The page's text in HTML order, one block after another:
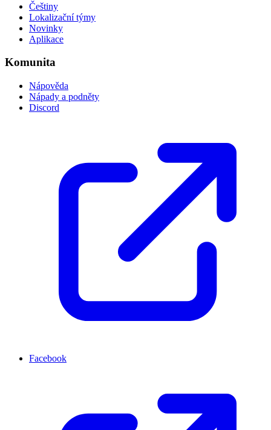
Češtiny
Lokalizační týmy
Novinky
Aplikace
Komunita
Nápověda
Nápady a podněty
Discord
Facebook